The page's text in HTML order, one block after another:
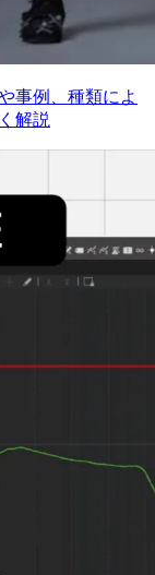
事例、種類によ
解説